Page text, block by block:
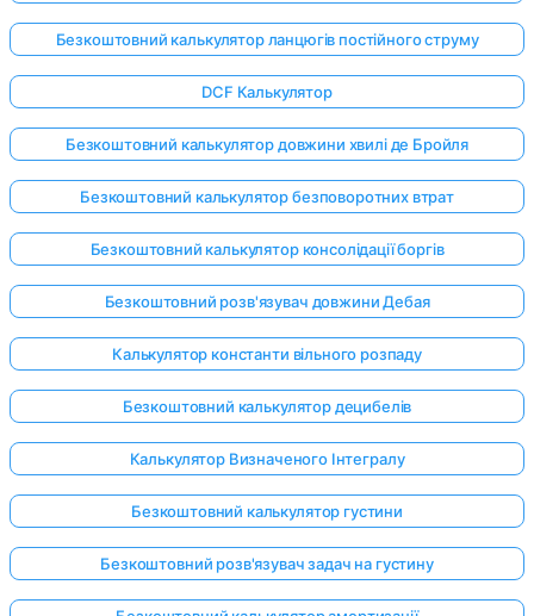
Безкоштовний калькулятор ланцюгів постійного струму
DCF Калькулятор
Безкоштовний калькулятор довжини хвилі де Бройля
Безкоштовний калькулятор безповоротних втрат
Безкоштовний калькулятор консолідації боргів
Безкоштовний розв'язувач довжини Дебая
Калькулятор константи вільного розпаду
Безкоштовний калькулятор децибелів
Калькулятор Визначеного Інтегралу
Безкоштовний калькулятор густини
Безкоштовний розв'язувач задач на густину